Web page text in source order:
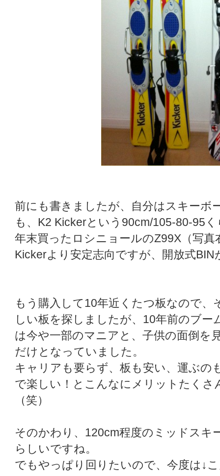
前にも書きましたが、自分はスキーボ
も、K2 Kickerという90cm/105-80-95
年末買ったロシニョールのZ99X（写真
Kickerより安定志向ですが、開放式
もう購入して10年近くたつ板なので
しい板を探しましたが、10年前のブ
は今や一部のマニアと、子供の面倒を
だけとなっていました。
キャリアも要らず、板も安い、運ぶの
で楽しい！とこんなにメリットたく
（笑）
そのかわり、120cm程度のミッドスキ
らしいですね。
でもやっぱり回りたいので、今度は↓